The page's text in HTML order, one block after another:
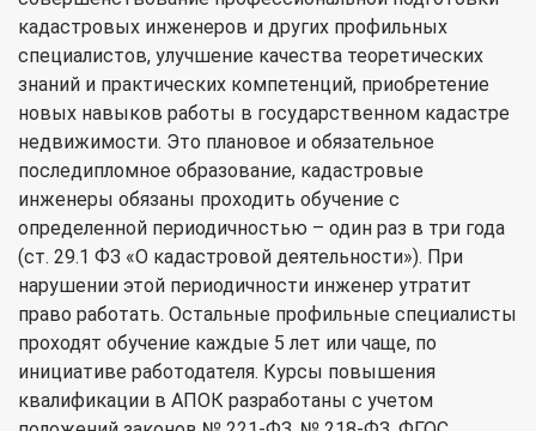
кадастровых инженеров и других профильных
специалистов, улучшение качества теоретических
знаний и практических компетенций, приобретение
новых навыков работы в государственном кадастре
недвижимости. Это плановое и обязательное
последипломное образование, кадастровые
инженеры обязаны проходить обучение с
определенной периодичностью – один раз в три года
(ст. 29.1 ФЗ «О кадастровой деятельности»). При
нарушении этой периодичности инженер утратит
право работать. Остальные профильные специалисты
проходят обучение каждые 5 лет или чаще, по
инициативе работодателя. Курсы повышения
квалификации в АПОК разработаны с учетом